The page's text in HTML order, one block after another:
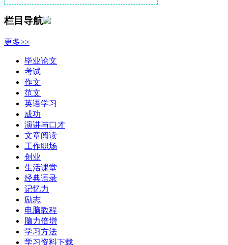
栏目导航
更多>>
毕业论文
考试
作文
范文
英语学习
成功
演讲与口才
文章阅读
工作职场
创业
生活课堂
经典语录
记忆力
励志
电脑教程
脑力倍增
学习方法
学习资料下载